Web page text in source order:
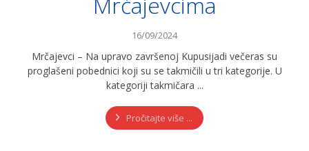
16/09/2024
Mrčajevci – Na upravo završenoj Kupusijadi večeras su
proglašeni pobednici koji su se takmičili u tri kategorije. U
kategoriji takmičara ...
Pročitajte više ...